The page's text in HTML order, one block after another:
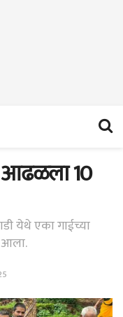
10
येथे एका गाईच्या